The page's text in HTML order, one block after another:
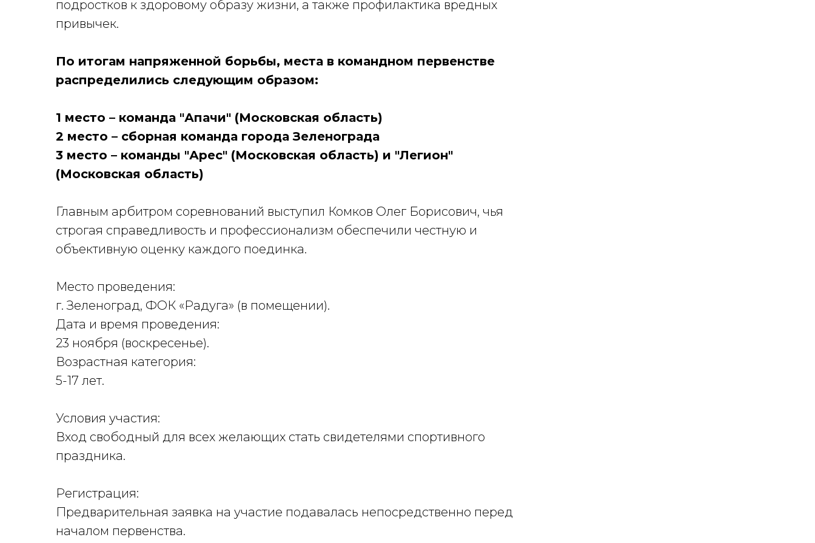
подростков к здоровому образу жизни, а также профилактика вредных
привычек.
По итогам напряженной борьбы, места в командном первенстве
распределились следующим образом:
1 место – команда "Апачи" (Московская область)
2 место – сборная команда города Зеленограда
3 место – команды "Арес" (Московская область) и "Легион"
(Московская область)
Главным арбитром соревнований выступил Комков Олег Борисович, чья
строгая справедливость и профессионализм обеспечили честную и
объективную оценку каждого поединка.
Место проведения:
г. Зеленоград, ФОК «Радуга» (в помещении).
Дата и время проведения:
23 ноября (воскресенье).
Возрастная категория:
5-17 лет.
Условия участия:
Вход свободный для всех желающих стать свидетелями спортивного
праздника.
Регистрация:
Предварительная заявка на участие подавалась непосредственно перед
началом первенства.